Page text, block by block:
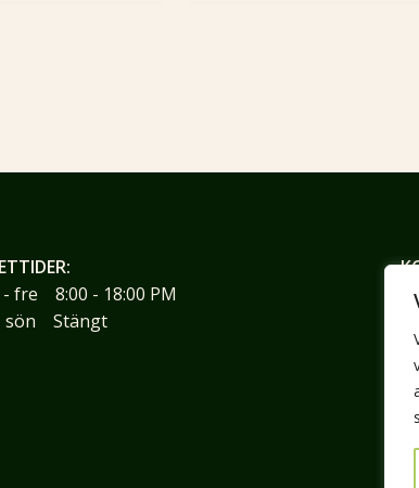
fre 8:00 - 18:00 PM
sön Stängt